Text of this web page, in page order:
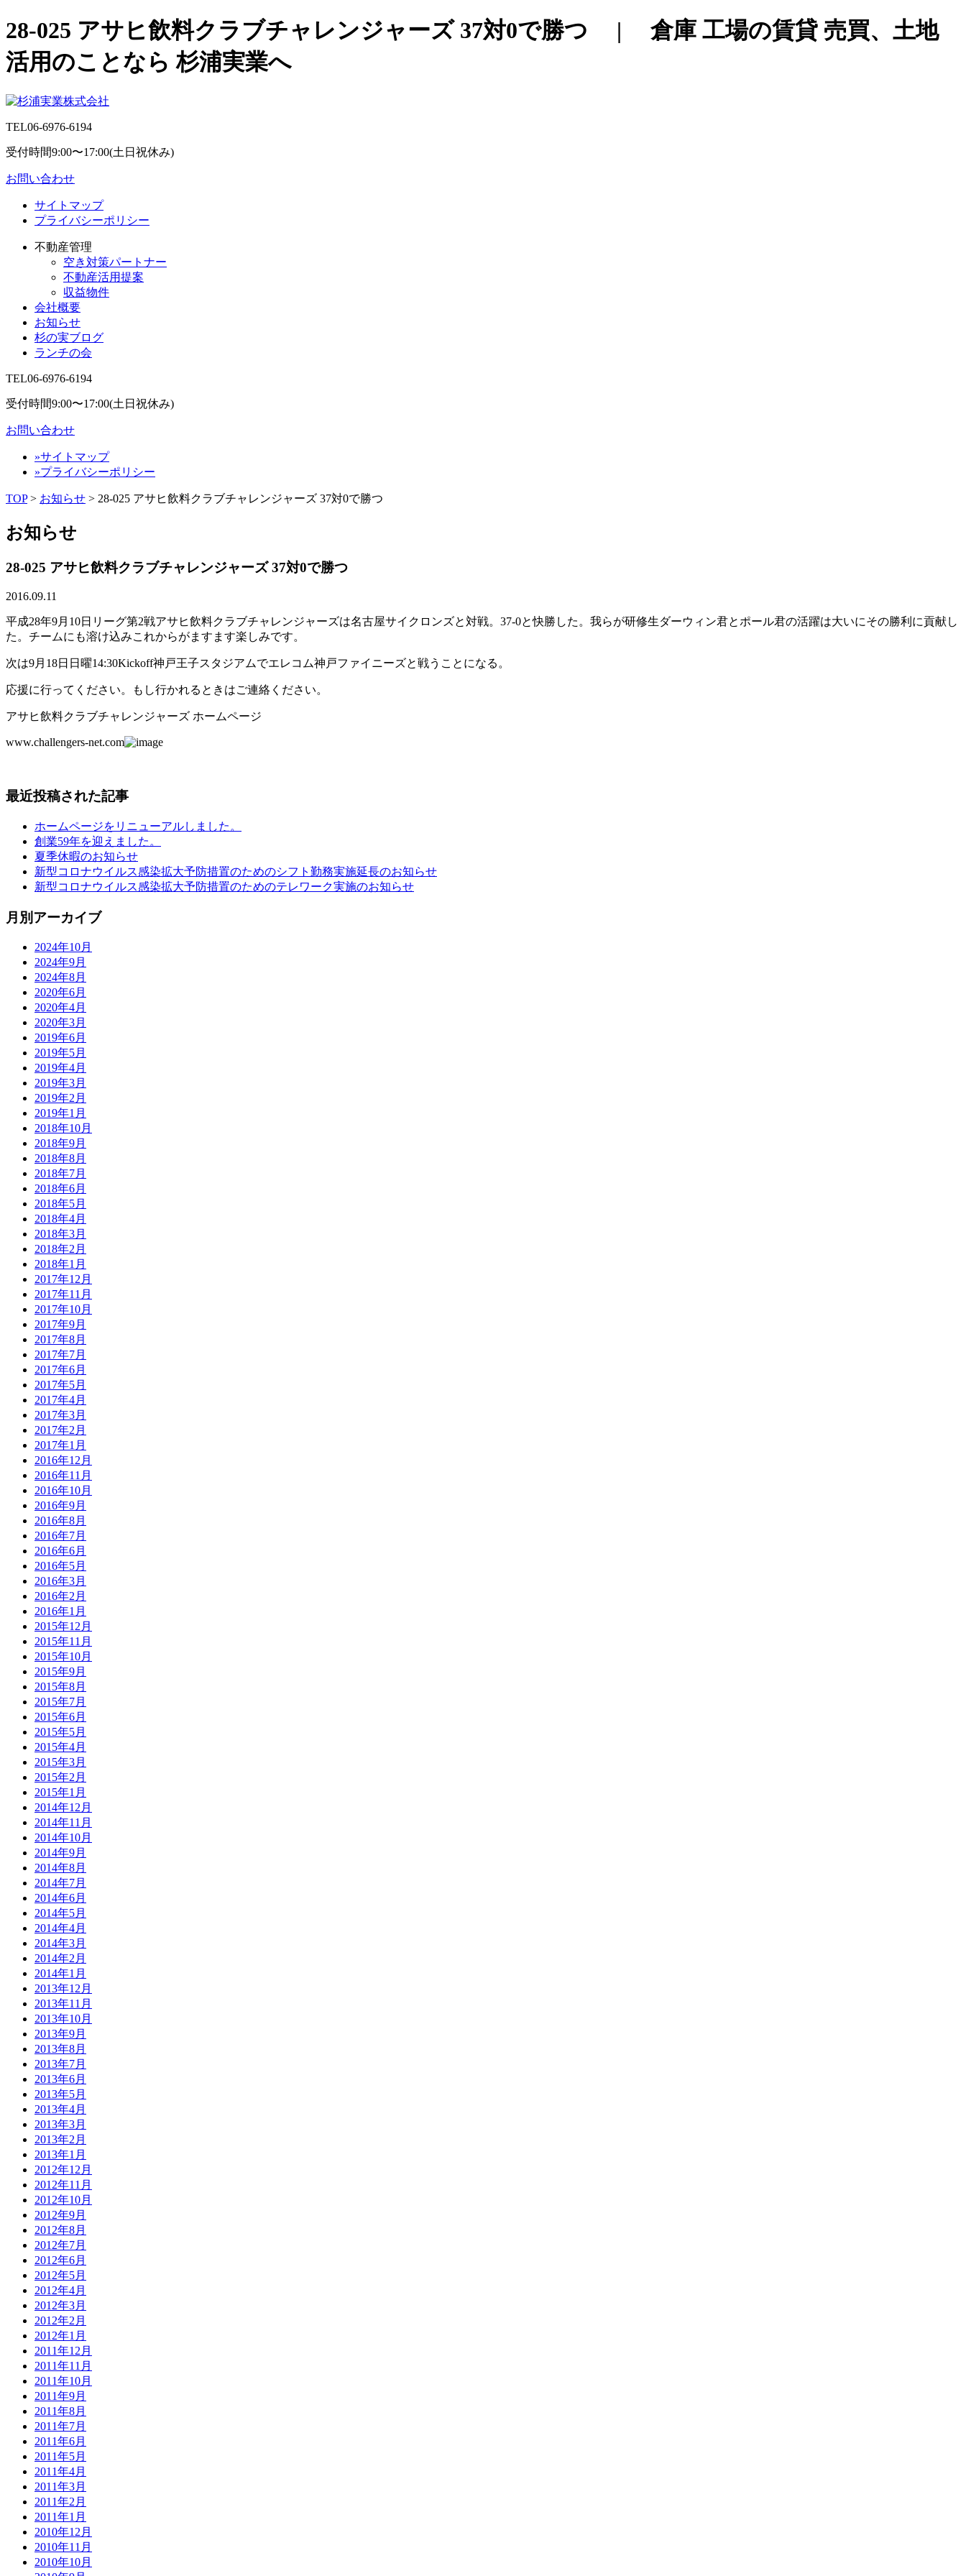
28-025 アサヒ飲料クラブチャレンジャーズ 37対0で勝つ | 倉庫 工場の賃貸 売買、土地
活用のことなら 杉浦実業へ
TEL06-6976-6194
受付時間9:00〜17:00(土日祝休み)
お問い合わせ
サイトマップ
プライバシーポリシー
不動産管理
空き対策パートナー
不動産活用提案
収益物件
会社概要
お知らせ
杉の実ブログ
ランチの会
TEL06-6976-6194
受付時間9:00〜17:00(土日祝休み)
お問い合わせ
»サイトマップ
»プライバシーポリシー
TOP> お知らせ > 28-025 アサヒ飲料クラブチャレンジャーズ 37対0で勝つ
お知らせ
28-025 アサヒ飲料クラブチャレンジャーズ 37対0で勝つ
2016.09.11
平成28年9月10日リーグ第2戦アサヒ飲料クラブチャレンジャーズは名古屋サイクロンズと対戦。37-0と快勝した。我らが研修生ダーウィン君とポール君の活躍は大いにその勝利に貢献し
た。チームにも溶け込みこれからがますます楽しみです。
次は9月18日日曜14:30Kickoff神戸王子スタジアムでエレコム神戸ファイニーズと戦うことになる。
応援に行ってください。もし行かれるときはご連絡ください。
アサヒ飲料クラブチャレンジャーズ ホームページ
www.challengers-net.com
最近投稿された記事
ホームページをリニューアルしました。
創業59年を迎えました。
夏季休暇のお知らせ
新型コロナウイルス感染拡大予防措置のためのシフト勤務実施延長のお知らせ
新型コロナウイルス感染拡大予防措置のためのテレワーク実施のお知らせ
月別アーカイブ
2024年10月
2024年9月
2024年8月
2020年6月
2020年4月
2020年3月
2019年6月
2019年5月
2019年4月
2019年3月
2019年2月
2019年1月
2018年10月
2018年9月
2018年8月
2018年7月
2018年6月
2018年5月
2018年4月
2018年3月
2018年2月
2018年1月
2017年12月
2017年11月
2017年10月
2017年9月
2017年8月
2017年7月
2017年6月
2017年5月
2017年4月
2017年3月
2017年2月
2017年1月
2016年12月
2016年11月
2016年10月
2016年9月
2016年8月
2016年7月
2016年6月
2016年5月
2016年3月
2016年2月
2016年1月
2015年12月
2015年11月
2015年10月
2015年9月
2015年8月
2015年7月
2015年6月
2015年5月
2015年4月
2015年3月
2015年2月
2015年1月
2014年12月
2014年11月
2014年10月
2014年9月
2014年8月
2014年7月
2014年6月
2014年5月
2014年4月
2014年3月
2014年2月
2014年1月
2013年12月
2013年11月
2013年10月
2013年9月
2013年8月
2013年7月
2013年6月
2013年5月
2013年4月
2013年3月
2013年2月
2013年1月
2012年12月
2012年11月
2012年10月
2012年9月
2012年8月
2012年7月
2012年6月
2012年5月
2012年4月
2012年3月
2012年2月
2012年1月
2011年12月
2011年11月
2011年10月
2011年9月
2011年8月
2011年7月
2011年6月
2011年5月
2011年4月
2011年3月
2011年2月
2011年1月
2010年12月
2010年11月
2010年10月